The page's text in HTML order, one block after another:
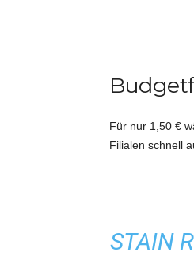
Für nur 1,50 €
Filialen schnell
STAIN